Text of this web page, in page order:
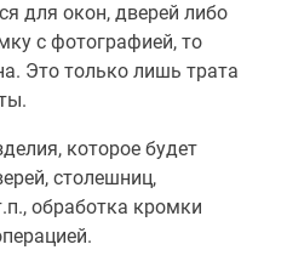
для окон, дверей либо
с фотографией, то
Это только лишь трата
которое будет
столешниц,
обработка кромки